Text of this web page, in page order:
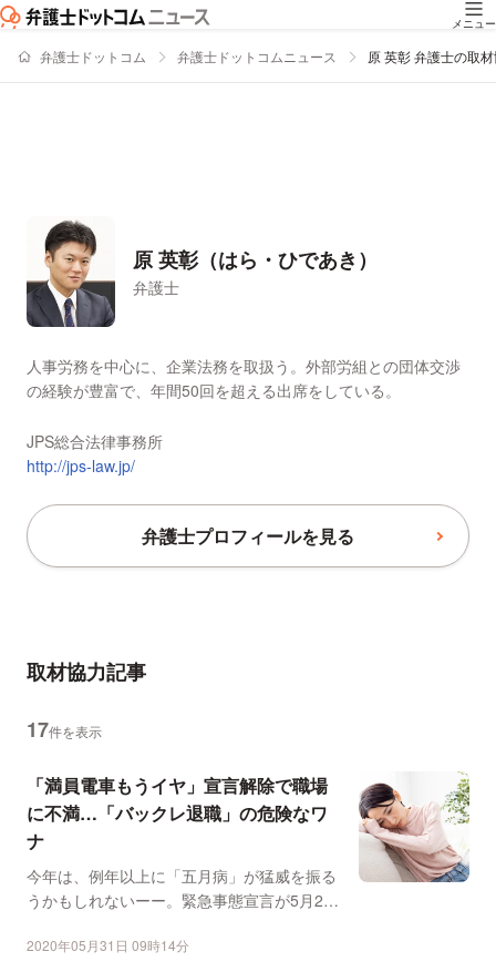
メニュー
弁護士ドットコム 弁護士ドットコムニュース 原 英彰 弁護士の取
原 英彰（はら・ひであき）
弁護士
人事労務を中心に、企業法務を取扱う。外部労組との団体交渉
の経験が豊富で、年間50回を超える出席をしている。
JPS総合法律事務所
http://jps-law.jp/
弁護士プロフィールを見る
取材協力記事
17件を表示
「満員電車もうイヤ」宣言解除で職場
に不満…「バックレ退職」の危険なワ
ナ
今年は、例年以上に「五月病」が猛威を振る
うかもしれないーー。緊急事態宣言が5月25
2020年05月31日 09時14分